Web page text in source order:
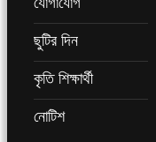
ছুটির দিন
কৃতি শিক্ষার্থী
নোটিশ